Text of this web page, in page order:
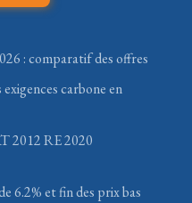
: comparatif des offres
carbone en
2012 RE 2020
6.2% et fin des prix bas